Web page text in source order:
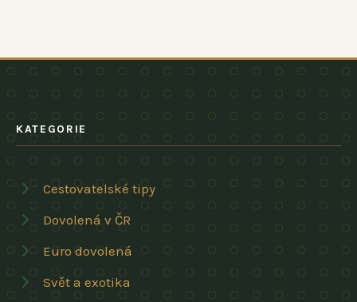
KATEGORIE
Cestovatelské tipy
Dovolená v ČR
Euro dovolená
Svět a exotika